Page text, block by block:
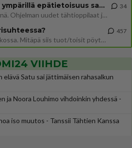
Uuden TTK-juontajan ympärillä epätietoisuus sakenee - Nyt MTV hämmentää soppaa
TTK tulee taas tänä syksynä. Ohjelman uudet tähtioppilaat julkistetaan torstaina 6. elokuuta klo 14 alkavassa lehdistö
34
Siinäpä se kysymys on otsikossa. Mitäpä siis tuot/toisit pöytään parisuhteessa? Oletko mies vai nainen? Koetko sen mitä
457
VIIHDE
Satu sai jättimäisen rahasalkun
ja Noora Louhimo vihdoinkin yhdessä -
iso muutos - Tanssii Tähtien Kanssa